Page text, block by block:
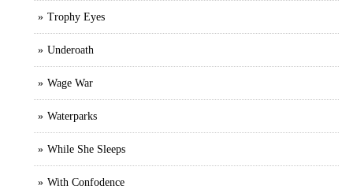
Trophy Eyes
Underoath
Wage War
Waterparks
While She Sleeps
With Confodence